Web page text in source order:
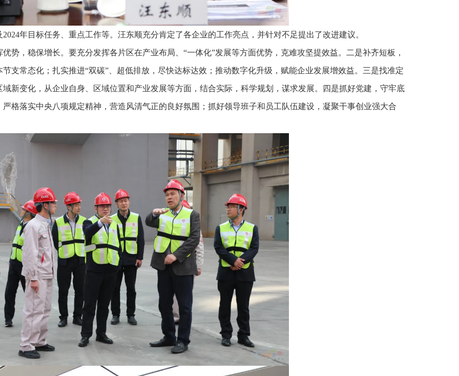
年目标任务、重点工作等。汪东顺充分肯定了各企业的工作亮点，并针对不足提出了改进建议。
势，稳保增长。要充分发挥各片区在产业布局、“一体化”发展等方面优势，克难攻坚提效益。二是补齐短板，
支常态化；扎实推进“双碳”、超低排放，尽快达标达效；推动数字化升级，赋能企业发展增效益。三是找准定
新变化，从企业自身、区域位置和产业发展等方面，结合实际，科学规划，谋求发展。四是抓好党建，守牢底
格落实中央八项规定精神，营造风清气正的良好氛围；抓好领导班子和员工队伍建设，凝聚干事创业强大合